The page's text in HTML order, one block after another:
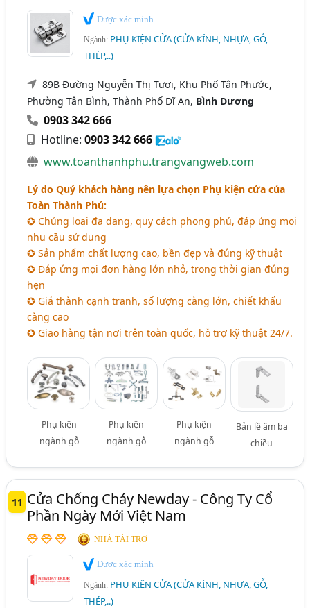
Được xác minh
Ngành: PHỤ KIỆN CỬA (CỬA KÍNH, NHỰA, GỖ,
THÉP,..)
89B Đường Nguyễn Thị Tươi, Khu Phố Tân Phước,
Phường Tân Bình, Thành Phố Dĩ An, Bình Dương
0903 342 666
Hotline:0903 342 666
www.toanthanhphu.trangvangweb.com
Lý do Quý khách hàng nên lựa chọn Phụ kiện cửa của
Toàn Thành Phú:
✪ Chủng loại đa dạng, quy cách phong phú, đáp ứng mọi
nhu cầu sử dụng
✪ Sản phẩm chất lượng cao, bền đẹp và đúng kỹ thuật
✪ Đáp ứng mọi đơn hàng lớn nhỏ, trong thời gian đúng
hẹn
✪ Giá thành cạnh tranh, số lượng càng lớn, chiết khấu
càng cao
✪ Giao hàng tận nơi trên toàn quốc, hỗ trợ kỹ thuật 24/7.
Phụ kiện
ngành gỗ
Phụ kiện
ngành gỗ
Phụ kiện
ngành gỗ
Bản lề âm ba
chiều
11 Cửa Chống Cháy Newday - Công Ty Cổ
Phần Ngày Mới Việt Nam
NHÀ TÀI TRỢ
Được xác minh
Ngành: PHỤ KIỆN CỬA (CỬA KÍNH, NHỰA, GỖ,
THÉP,..)